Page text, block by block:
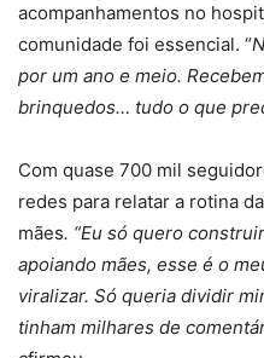
acompanhamentos no
comunidade foi essencial. “
por um ano e meio.
brinquedos… tudo o que
Com quase 700 mil
redes para relatar a rotina
mães. “Eu só quero
apoiando mães, esse é o
viralizar. Só queria dividir
tinham milhares de